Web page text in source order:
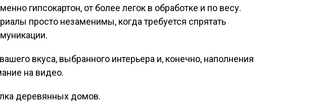
гипсокартон, от более легок в обработке и по весу.
просто незаменимы, когда требуется спрятать
вкуса, выбранного интерьера и, конечно, наполнения
на видео.
деревянных домов.